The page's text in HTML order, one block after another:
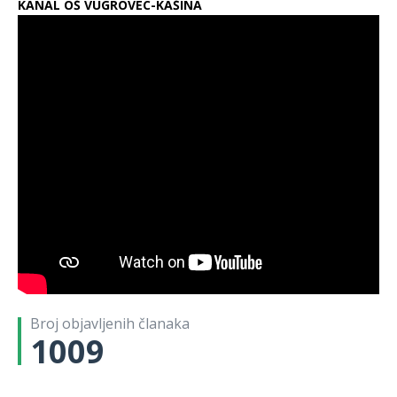
KANAL OŠ VUGROVEC-KAŠINA
Broj objavljenih članaka
1009